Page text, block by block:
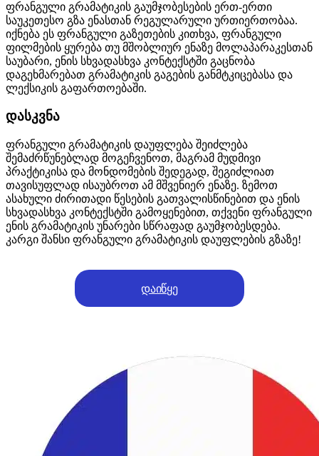
ფრანგული გრამატიკის გაუმჯობესების ერთ-ერთი
საუკეთესო გზა ენასთან რეგულარული ურთიერთობაა.
იქნება ეს ფრანგული გაზეთების კითხვა, ფრანგული
ფილმების ყურება თუ მშობლიურ ენაზე მოლაპარაკესთან
საუბარი, ენის სხვადასხვა კონტექსტში გაცნობა
დაგეხმარებათ გრამატიკის გაგების განმტკიცებასა და
ლექსიკის გაფართოებაში.
დასკვნა
ფრანგული გრამატიკის დაუფლება შეიძლება
შემაძრწუნებლად მოგეჩვენოთ, მაგრამ მუდმივი
პრაქტიკისა და მონდომების შედეგად, შეგიძლიათ
თავისუფლად ისაუბროთ ამ მშვენიერ ენაზე. ზემოთ
ასახული ძირითადი წესების გათვალისწინებით და ენის
სხვადასხვა კონტექსტში გამოყენებით, თქვენი ფრანგული
ენის გრამატიკის უნარები სწრაფად გაუმჯობესდება.
კარგი შანსი ფრანგული გრამატიკის დაუფლების გზაზე!
დაიწყე